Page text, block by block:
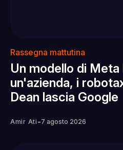
Rassegna mattutina
Un modello di Meta
un'azienda, i
Dean lascia Google
Amir Ati -7 agosto 2026